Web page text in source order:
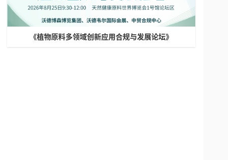
《植物原料多领域创新应用合规与发展论坛》